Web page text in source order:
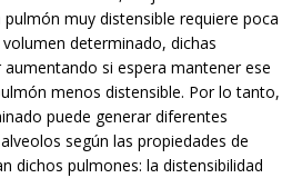
muy distensible requiere poca
determinado, dichas
si espera mantener ese
menos distensible. Por lo tanto,
puede generar diferentes
según las propiedades de
dichos pulmones: la distensibilidad